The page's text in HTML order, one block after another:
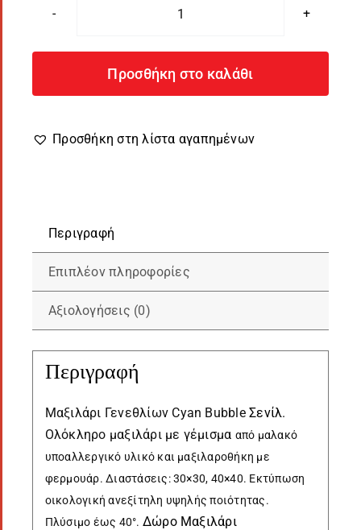
Μαξιλάρι
ποσότητα
Προσθήκη στο καλάθι
Προσθήκη στη λίστα αγαπημένων
Περιγραφή
Επιπλέον πληροφορίες
Αξιολογήσεις (0)
Περιγραφή
Μαξιλάρι Γενεθλίων Cyan BubbleΣενίλ.
Ολόκληρο μαξιλάρι με γέμισμα από μαλακό
υποαλλεργικό υλικό και μαξιλαροθήκη με
φερμουάρ. Διαστάσεις: 30×30, 40×40. Εκτύπωση
οικολογική ανεξίτηλη υψηλής ποιότητας.
Πλύσιμο έως 40°. Δώρο Μαξιλάρι